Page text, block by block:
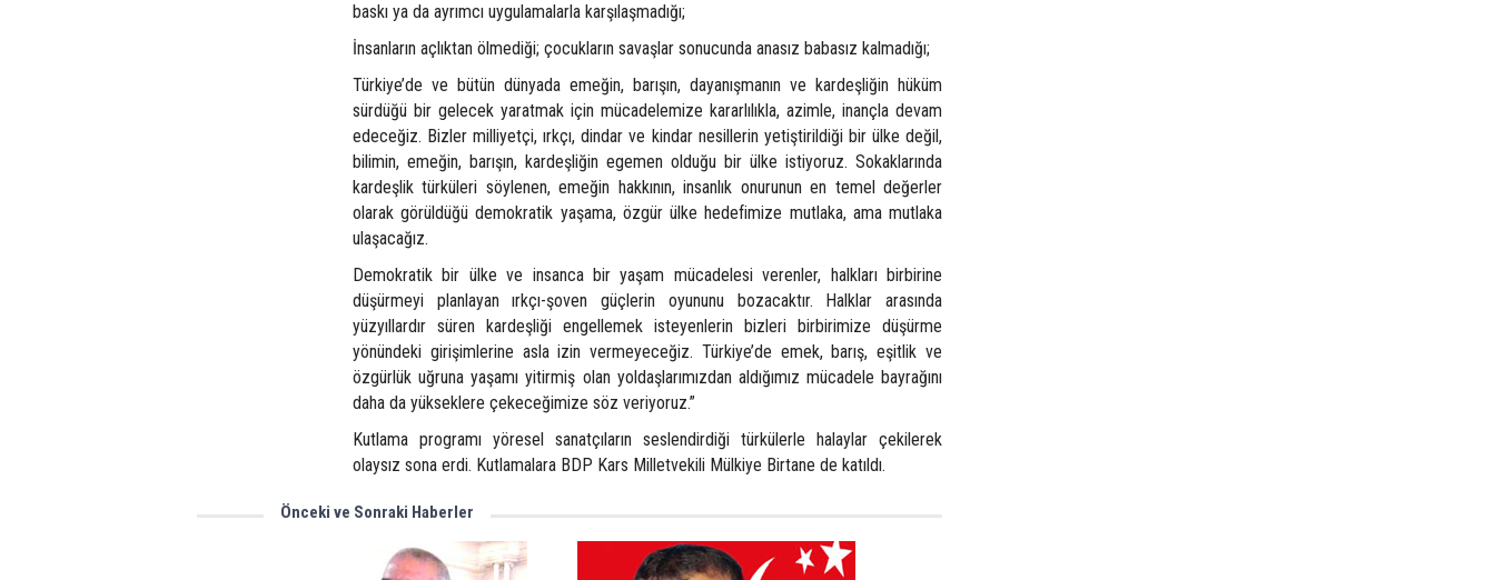
baskı ya da ayrımcı uygulamalarla karşılaşmadığı;
İnsanların açlıktan ölmediği; çocukların savaşlar sonucunda anasız babasız kalmadığı;
Türkiye’de ve bütün dünyada emeğin, barışın, dayanışmanın ve kardeşliğin hüküm
sürdüğü bir gelecek yaratmak için mücadelemize kararlılıkla, azimle, inançla devam
edeceğiz. Bizler milliyetçi, ırkçı, dindar ve kindar nesillerin yetiştirildiği bir ülke değil,
bilimin, emeğin, barışın, kardeşliğin egemen olduğu bir ülke istiyoruz. Sokaklarında
kardeşlik türküleri söylenen, emeğin hakkının, insanlık onurunun en temel değerler
olarak görüldüğü demokratik yaşama, özgür ülke hedefimize mutlaka, ama mutlaka
ulaşacağız.
Demokratik bir ülke ve insanca bir yaşam mücadelesi verenler, halkları birbirine
düşürmeyi planlayan ırkçı-şoven güçlerin oyununu bozacaktır. Halklar arasında
yüzyıllardır süren kardeşliği engellemek isteyenlerin bizleri birbirimize düşürme
yönündeki girişimlerine asla izin vermeyeceğiz. Türkiye’de emek, barış, eşitlik ve
özgürlük uğruna yaşamı yitirmiş olan yoldaşlarımızdan aldığımız mücadele bayrağını
daha da yükseklere çekeceğimize söz veriyoruz.”
Kutlama programı yöresel sanatçıların seslendirdiği türkülerle halaylar çekilerek
olaysız sona erdi. Kutlamalara BDP Kars Milletvekili Mülkiye Birtane de katıldı.
Önceki ve Sonraki Haberler